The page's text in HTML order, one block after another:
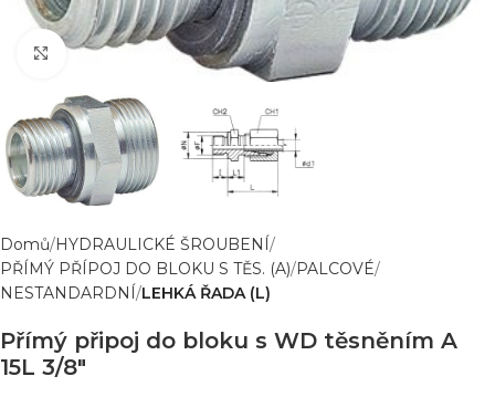
Zvětšit obrázek
Domů HYDRAULICKÉ ŠROUBENÍ
PŘÍMÝ PŘÍPOJ DO BLOKU S TĚS. (A) PALCOVÉ
NESTANDARDNÍ LEHKÁ ŘADA (L)
Přímý připoj do bloku s WD těsněním A
15L 3/8″